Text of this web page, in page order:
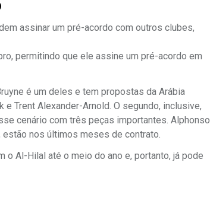
assinar um pré-acordo com outros clubes,
permitindo que ele assine um pré-acordo em
é um deles e tem propostas da Arábia
Trent Alexander-Arnold. O segundo, inclusive,
cenário com três peças importantes. Alphonso
estão nos últimos meses de contrato.
Al-Hilal até o meio do ano e, portanto, já pode